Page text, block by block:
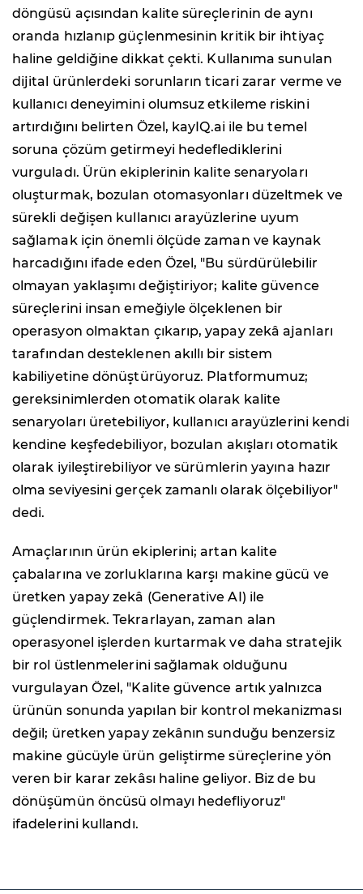
döngüsü açısından kalite süreçlerinin de aynı
oranda hızlanıp güçlenmesinin kritik bir ihtiyaç
haline geldiğine dikkat çekti. Kullanıma sunulan
dijital ürünlerdeki sorunların ticari zarar verme ve
kullanıcı deneyimini olumsuz etkileme riskini
artırdığını belirten Özel, kayIQ.ai ile bu temel
soruna çözüm getirmeyi hedeflediklerini
vurguladı. Ürün ekiplerinin kalite senaryoları
oluşturmak, bozulan otomasyonları düzeltmek ve
sürekli değişen kullanıcı arayüzlerine uyum
sağlamak için önemli ölçüde zaman ve kaynak
harcadığını ifade eden Özel, "Bu sürdürülebilir
olmayan yaklaşımı değiştiriyor; kalite güvence
süreçlerini insan emeğiyle ölçeklenen bir
operasyon olmaktan çıkarıp, yapay zekâ ajanları
tarafından desteklenen akıllı bir sistem
kabiliyetine dönüştürüyoruz. Platformumuz;
gereksinimlerden otomatik olarak kalite
senaryoları üretebiliyor, kullanıcı arayüzlerini kendi
kendine keşfedebiliyor, bozulan akışları otomatik
olarak iyileştirebiliyor ve sürümlerin yayına hazır
olma seviyesini gerçek zamanlı olarak ölçebiliyor"
dedi.
Amaçlarının ürün ekiplerini; artan kalite
çabalarına ve zorluklarına karşı makine gücü ve
üretken yapay zekâ (Generative AI) ile
güçlendirmek. Tekrarlayan, zaman alan
operasyonel işlerden kurtarmak ve daha stratejik
bir rol üstlenmelerini sağlamak olduğunu
vurgulayan Özel, "Kalite güvence artık yalnızca
ürünün sonunda yapılan bir kontrol mekanizması
değil; üretken yapay zekânın sunduğu benzersiz
makine gücüyle ürün geliştirme süreçlerine yön
veren bir karar zekâsı haline geliyor. Biz de bu
dönüşümün öncüsü olmayı hedefliyoruz"
ifadelerini kullandı.